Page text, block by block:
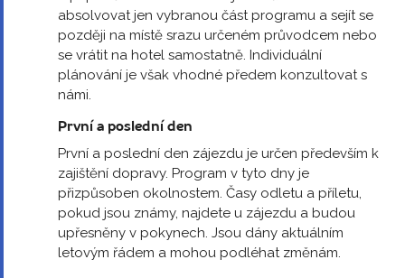
absolvovat jen vybranou část programu a sejít se
později na místě srazu určeném průvodcem nebo
se vrátit na hotel samostatně. Individuální
plánování je však vhodné předem konzultovat s
námi.
První a poslední den
První a poslední den zájezdu je určen především k
zajištění dopravy. Program v tyto dny je
přizpůsoben okolnostem. Časy odletu a příletu,
pokud jsou známy, najdete u zájezdu a budou
upřesněny v pokynech. Jsou dány aktuálním
letovým řádem a mohou podléhat změnám.